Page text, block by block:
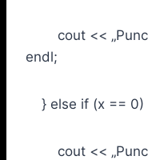
cout <<
endl;
} else if (x == 0)
cout <<